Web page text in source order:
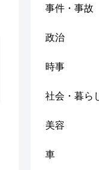
事件・事故
政治
時事
社会・暮ら
美容
車